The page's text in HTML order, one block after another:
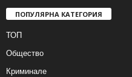
ПОПУЛЯРНА КАТЕГОРИЯ
ТОП
Общество
Криминале